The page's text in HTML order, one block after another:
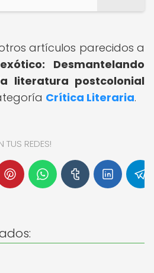
artículos parecidos a
Desmantelando
literatura postcolonial
Crítica Literaria.
TUS REDES!